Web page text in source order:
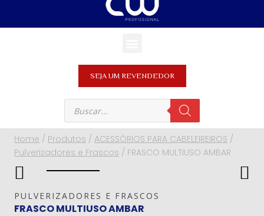
SEJA UM REVENDEDOR
Home / Produtos / ACESSÓRIOS PARA CABELEIREIROS /
Pulverizadores e Frascos / FRASCO MULTIUSO AMBAR
PULVERIZADORES E FRASCOS
FRASCO MULTIUSO AMBAR